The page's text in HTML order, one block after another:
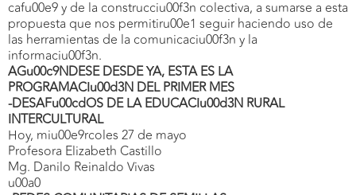
cafu00e9 y de la construcciu00f3n colectiva, a sumarse a esta
propuesta que nos permitiru00e1 seguir haciendo uso de
las herramientas de la comunicaciu00f3n y la
informaciu00f3n.
AGu00c9NDESE DESDE YA, ESTA ES LA
PROGRAMACIu00d3N DEL PRIMER MES
-DESAFu00cdOS DE LA EDUCACIu00d3N RURAL
INTERCULTURAL
Hoy, miu00e9rcoles 27 de mayo
Profesora Elizabeth Castillo
Mg. Danilo Reinaldo Vivas
u00a0